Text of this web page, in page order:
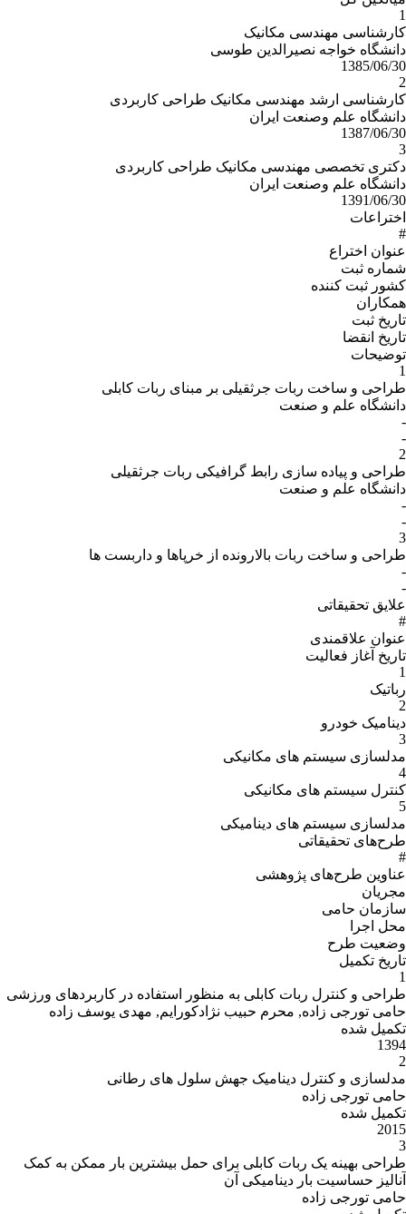
طراحی کاربردی
طراحی کاربردی
مبنای ربات کابلی
ربات جرثقیلی
خرپاها و داربست ها
استفاده در کاربردهای ورزشی
مهدی یوسف زاده
سلول های رطانی
حمل بیشترین بار ممکن به کمک